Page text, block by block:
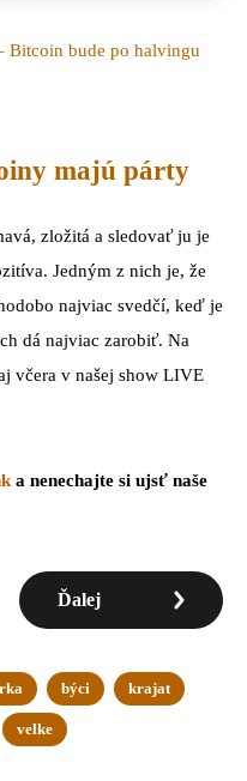
Bitcoin bude po halvingu
majú párty
zložitá a sledovať ju je
Jedným z nich je, že
najviac svedčí, keď je
dá najviac zarobiť. Na
včera v našej show LIVE
a nenechajte si ujsť naše
Ďalej
býci krajat
velke